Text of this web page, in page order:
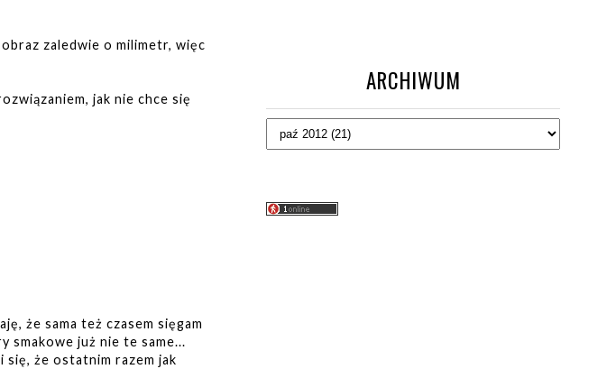
zaledwie o milimetr, więc
jak nie chce się
że sama też czasem sięgam
smakowe już nie te same...
się, że ostatnim razem jak
ARCHIWUM